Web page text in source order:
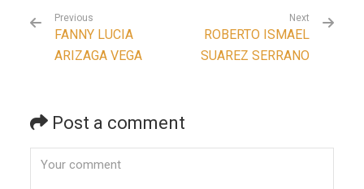
Previous
FANNY LUCIA
ARIZAGA VEGA
Next
ROBERTO ISMAEL
SUAREZ SERRANO
Post a comment